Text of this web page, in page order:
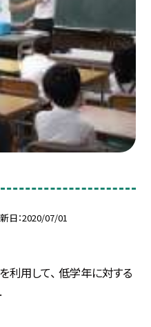
日 2020/07/01
用して、 低学年に対する